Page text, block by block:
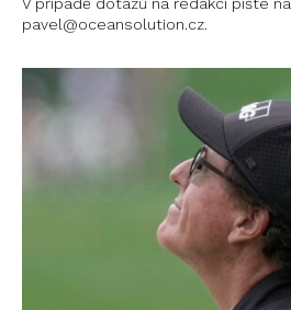
pavel@oceansolution.cz.